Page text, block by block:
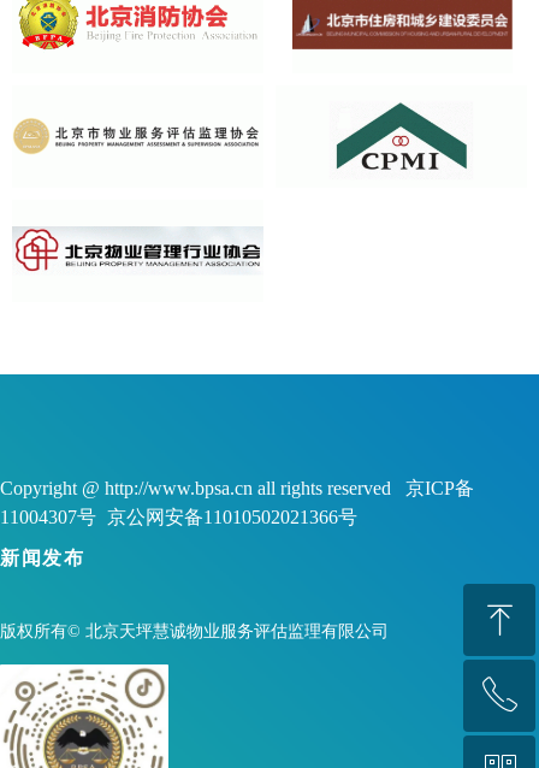
新闻发布
Copyright @ http://www.bpsa.cn all rights reserved 京ICP备
11004307号 京公网安备11010502021366号
版权所有© 北京天坪慧诚物业服务评估监理有限公司 ꁸ
回到顶部
ꂅ